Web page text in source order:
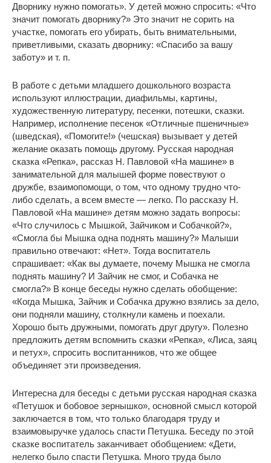
Дворнику нужно помогать». У детей можно спросить: «Что
значит помогать дворнику?» Это значит не сорить на
участке, помогать его убирать, быть внимательными,
приветливыми, сказать дворнику: «Спасибо за вашу
заботу» и т. п.
В работе с детьми младшего дошкольного возраста
используют иллюстрации, диафильмы, картины,
художественную литературу, песенки, потешки, сказки.
Например, исполнение песенок «Отличные пшеничные»
(шведская), «Помогите!» (чешская) вызывает у детей
желание оказать помощь другому. Русская народная
сказка «Репка», рассказ Н. Павловой «На машине» в
занимательной для малышей форме повествуют о
дружбе, взаимопомощи, о том, что одному трудно что-
либо сделать, а всем вместе — легко. По рассказу Н.
Павловой «На машине» детям можно задать вопросы:
«Что случилось с Мышкой, Зайчиком и Собачкой?»,
«Смогла бы Мышка одна поднять машину?» Малыши
правильно отвечают: «Нет». Тогда воспитатель
спрашивает: «Как вы думаете, почему Мышка не смогла
поднять машину? И Зайчик не смог, и Собачка не
смогла?» В конце беседы нужно сделать обобщение:
«Когда Мышка, Зайчик и Собачка дружно взялись за дело,
они подняли машину, столкнули камень и поехали.
Хорошо быть дружными, помогать друг другу». Полезно
предложить детям вспомнить сказки «Репка», «Лиса, заяц
и петух», спросить воспитанников, что же общее
объединяет эти произведения.
Интересна для беседы с детьми русская народная сказка
«Петушок и бобовое зернышко», основной смысл которой
заключается в том, что только благодаря труду и
взаимовыручке удалось спасти Петушка. Беседу по этой
сказке воспитатель заканчивает обобщением: «Дети,
нелегко было спасти Петушка. Много труда было